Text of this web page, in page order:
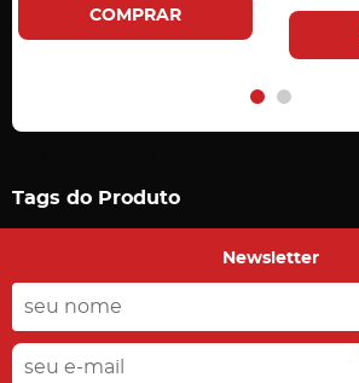
COMPRAR
Tags do Produto
Newsletter